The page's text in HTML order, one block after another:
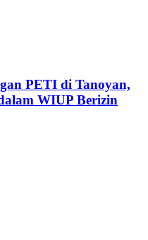
PETI di Tanoyan,
WIUP Berizin